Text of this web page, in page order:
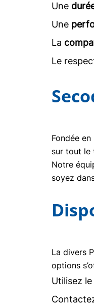
Une
Une
La
Le
Fondée
sur tout le
Notre
soyez
La divers
options
Utilisez